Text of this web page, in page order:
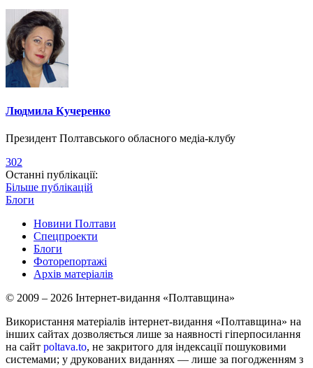
Людмила Кучеренко
Президент Полтавського обласного медіа-клубу
302
Останні публікації:
Більше публікацій
Блоги
Новини Полтави
Спецпроекти
Блоги
Фоторепортажі
Архів матеріалів
© 2009 – 2026 Інтернет-видання «Полтавщина»
Використання матеріалів інтернет-видання «Полтавщина» на
інших сайтах дозволяється лише за наявності гіперпосилання
на сайт poltava.to, не закритого для індексації пошуковими
системами; у друкованих виданнях — лише за погодженням з